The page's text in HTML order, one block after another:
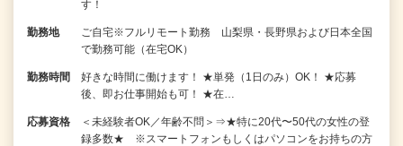
す！
勤務地
ご自宅※フルリモート勤務 山梨県・長野県および日本全国
で勤務可能（在宅OK）
勤務時間
好きな時間に働けます！ ★単発（1日のみ）OK！ ★応募
後、即お仕事開始も可！ ★在…
応募資格
＜未経験者OK／年齢不問＞⇒★特に20代〜50代の女性の登
録多数★ ※スマートフォンもしくはパソコンをお持ちの方